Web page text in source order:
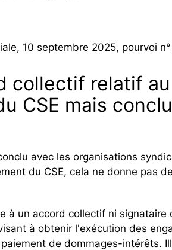
10 septembre 2025, pourvoi
collectif relatif au
CSE mais
avec les organisations
du CSE, cela ne donne pas
à un accord collectif ni signataire
à obtenir l'exécution des
de dommages-intérêts.